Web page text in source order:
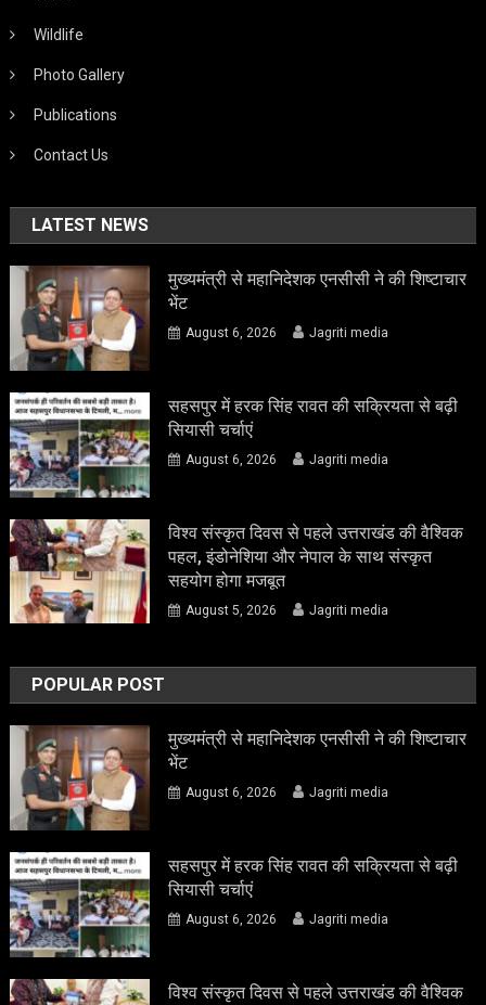
Wildlife
Photo Gallery
Publications
Contact Us
LATEST NEWS
मुख्यमंत्री से महानिदेशक एनसीसी ने की शिष्टाचार
भेंट
August 6, 2026 Jagriti media
सहसपुर में हरक सिंह रावत की सक्रियता से बढ़ी
सियासी चर्चाएं
August 6, 2026 Jagriti media
विश्व संस्कृत दिवस से पहले उत्तराखंड की वैश्विक
पहल, इंडोनेशिया और नेपाल के साथ संस्कृत
सहयोग होगा मजबूत
August 5, 2026 Jagriti media
POPULAR POST
मुख्यमंत्री से महानिदेशक एनसीसी ने की शिष्टाचार
भेंट
August 6, 2026 Jagriti media
सहसपुर में हरक सिंह रावत की सक्रियता से बढ़ी
सियासी चर्चाएं
August 6, 2026 Jagriti media
विश्व संस्कृत दिवस से पहले उत्तराखंड की वैश्विक